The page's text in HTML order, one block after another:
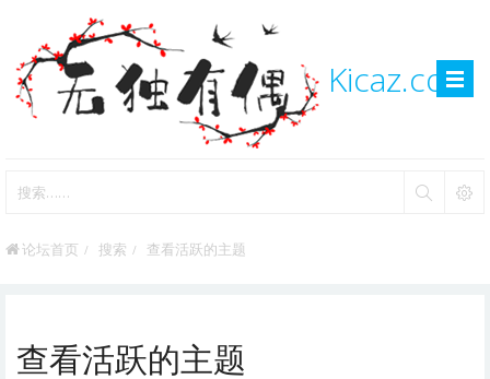
Kicaz.com
论坛首页 搜索 查看活跃的主题
查看活跃的主题